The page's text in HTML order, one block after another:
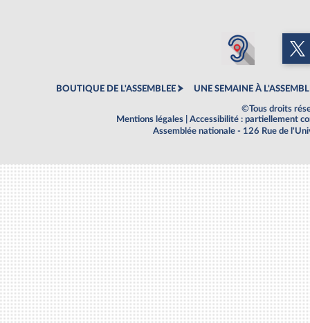
BOUTIQUE DE L'ASSEMBLEE UNE SEMAINE À
©Tous droits
Mentions légales
Accessibilité : partiellement
Assemblée nationale - 126 Rue de